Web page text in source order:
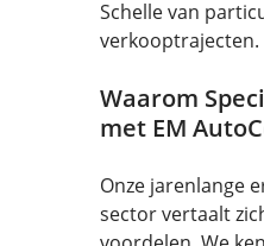
Schelle van
verkooptrajecten.
Waarom
met EM
Onze jarenlange
sector vertaalt